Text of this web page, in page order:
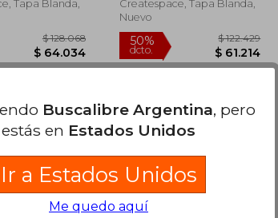
Living
Tapa Blanda,
Createspace, Tapa Blanda,
Nuevo
Buscalibre Argentina, pero
estás en Estados Unidos
Ir a Estados Unidos
Me quedo aquí